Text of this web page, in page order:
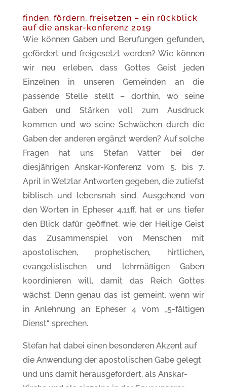
finden, fördern, freisetzen – ein rückblick
auf die anskar-konferenz 2019
Wie können Gaben und Berufungen gefunden,
gefördert und freigesetzt werden? Wie können
wir neu erleben, dass Gottes Geist jeden
Einzelnen in unseren Gemeinden an die
passende Stelle stellt – dorthin, wo seine
Gaben und Stärken voll zum Ausdruck
kommen und wo seine Schwächen durch die
Gaben der anderen ergänzt werden? Auf solche
Fragen hat uns Stefan Vatter bei der
diesjährigen Anskar-Konferenz vom 5. bis 7.
April in Wetzlar Antworten gegeben, die zutiefst
biblisch und lebensnah sind. Ausgehend von
den Worten in Epheser 4,11ff. hat er uns tiefer
den Blick dafür geöffnet, wie der Heilige Geist
das Zusammenspiel von Menschen mit
apostolischen, prophetischen, hirtlichen,
evangelistischen und lehrmäßigen Gaben
koordinieren will, damit das Reich Gottes
wächst. Denn genau das ist gemeint, wenn wir
in Anlehnung an Epheser 4 vom „5-fältigen
Dienst“ sprechen.
Stefan hat dabei einen besonderen Akzent auf
die Anwendung der apostolischen Gabe gelegt
und uns damit herausgefordert, als Anskar-